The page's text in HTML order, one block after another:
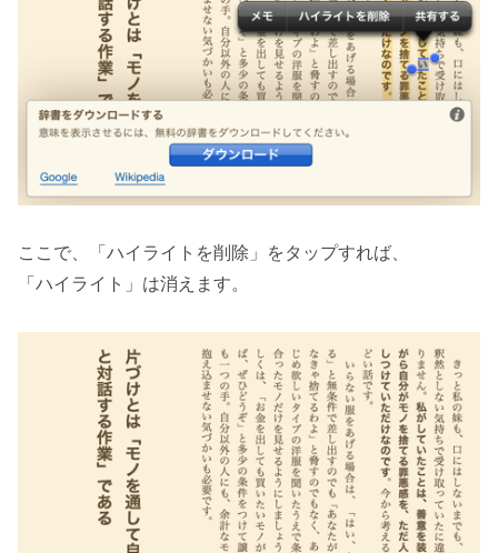
ここで、「ハイライトを削除」をタップすれば、
「ハイライト」は消えます。